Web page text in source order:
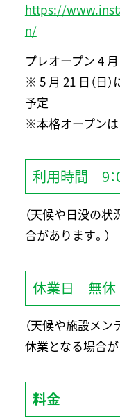
https://
n/
プレオープン 4
※ 5 月 21 日 （日）
予定
※本格オープン
利用時間 9：
（天候や日没の
合があります。 ）
休業日 無休
（天候や施設メ
休業となる場合が
料金